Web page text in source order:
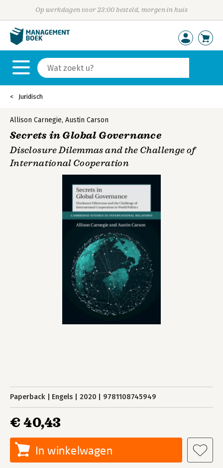
Op werkdagen voor 23:00 besteld, morgen in huis
Juridisch
Allison Carnegie, Austin Carson
Secrets in Global Governance
Disclosure Dilemmas and the Challenge of
International Cooperation
Paperback Engels 2020 9781108745949
€ 40,43
In winkelwagen